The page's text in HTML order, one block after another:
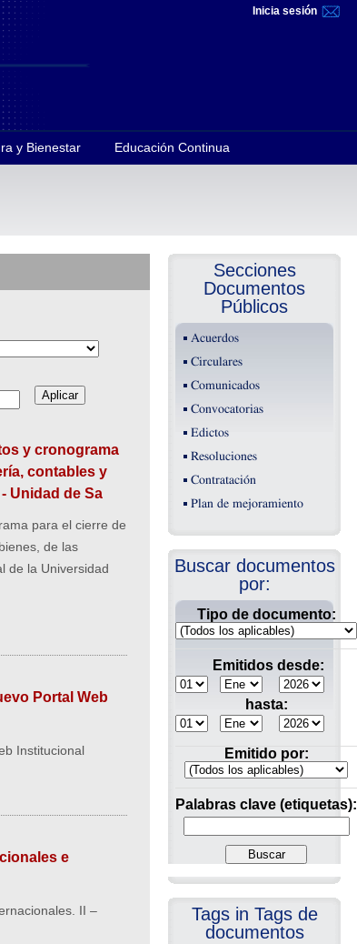
Inicia sesión
y Bienestar Educación Continua
y cronograma
contables y
Unidad de Sa
para el cierre de
de las
de la Universidad
Portal Web
Institucional
e
II –
Secciones
Documentos
Públicos
Acuerdos
Circulares
Comunicados
Convocatorias
Edictos
Resoluciones
Contratación
Plan de mejoramiento
Buscar documentos
por:
Tipo de documento:
Emitidos desde:
hasta:
Emitido por:
Palabras clave (etiquetas):
Tags in Tags de
documentos